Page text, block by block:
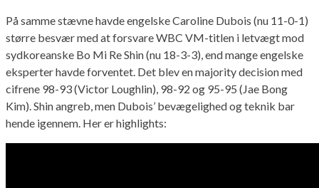
På samme stævne havde engelske Caroline Dubois (nu 11-0-1)
større besvær med at forsvare WBC VM-titlen i letvægt mod
sydkoreanske Bo Mi Re Shin (nu 18-3-3), end mange engelske
eksperter havde forventet. Det blev en majority decision med
cifrene 98-93 (Victor Loughlin), 98-92 og 95-95 (Jae Bong
Kim). Shin angreb, men Dubois’ bevægelighed og teknik bar
hende igennem. Her er highlights: